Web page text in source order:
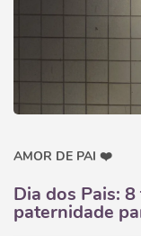
AMOR DE PAI ❤️
Dia dos Pais:
paternidade